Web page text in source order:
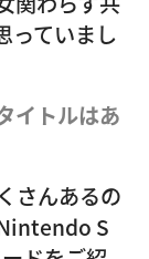
っていまし
イトルはあ
さんあるの
S